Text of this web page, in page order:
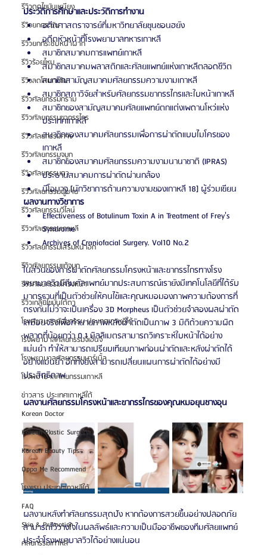
รีวิวดูดไขมันเหนียง
รีวิวยกกระชับ
รีวิวยกกระชับหน้าผาก
รีวิวร้อยไหม
รีวิวลดโหนกแก้ม
รีวิวศัลยกรรมกราม
รีวิวศัลยกรรมขากรรไกร
รีวิวศัลยกรรมคาง
รีวิวศัลยกรรมจมูก
รีวิวศัลยกรรมตา
รีวิวศัลยกรรมผู้ชาย
รีวิวศัลยกรรมวีไลน์
รีวิวศัลยกรรมเกาหลี
รีวิวศัลยกรรมเสริมหน้าอก
รีวิวศัลยกรรมแก้จมูก
รีวิวศัลยกรรมโครงหน้า
รีวิวเกลี่ยไขมันใต้ตา
โรงพยาบาลศัลยกรรม ประเทศเกาหลีใต้
โรงพยาบาลศัลยกรรมจีเอ็นจี
โรงพยาบาลศัลยกรรมมาร์เบิ้ล
โรงพยาบาลศัลยกรรมเกาหลี
ข่าวสาร ประเทศเกาหลีใต้
Korean Doctor
Korean Plastic Surgery
Korean Beauty Tips
Oppa Me Recommend
โรงแรม ประเทศเกาหลีใต้
FAQ
Skin & Promotion
ศัลยกรรมเกาหลี
ประวัติการศึกษาและประวัติการทำงาน
อดีตศาสตราจารย์ที่มหาวิทยาลัยซุนชอนฮยัง
อดีตหัวหน้าที่โรงพยาบาลทหารเกาหลี
สมาชิกสมาคมการแพทย์เกาหลี
สมาชิกสมาคมพลาสติกและศัลยแพทย์แห่งเกาหลีตลอดชีวิต
สมาชิกสามัญสมาคมศัลยกรรมความงามเกาหลี
สมาชิกสภาวิจัยสำหรับศัลยกรรมขากรรไกรและใบหน้าเกาหลี
สมาชิกของสามัญสมาคมศัลยแพทย์ตกแต่งเพดานโหว่แห่ง
ประเทศเกาหลี
สมาชิกของสมาคมศัลยกรรมเพื่อการผ่าตัดแบบไมโครของ
เกาหลี
สมาชิกของสมาคมศัลยกรรมความงามนานาชาติ (IPRAS)
ประธานสมาคมการผ่าตัดผ่านกล้อง
นีโอมาจู [นักวิชาการด้านความงามของเกาหลี 18] ผู้ร่วมเขียน
ผลงานทางวิชาการ
Effectiveness of Botulinum Toxin A in Treatment of Frey's
Syndrome
Archives of Craniofacial Surgery. Vol10 No.2
ในส่วนของการผ่าตัดศัลยกรรมโครงหน้าและขากรรไกรทางโรง
พยาบาลวิวมีทีมศัลแพทย์มากประสบการณ์เรายังมีเทคโนโลยีที่ได้รับ
มาตรฐานที่เป็นตัวช่วยให้คนไข้และคุณหมอมองภาพความต้องการที่
ตรงกันไม่ว่าจะเป็นเครื่อง 3D Morpheus เป็นตัวช่วยจำลองผลผ่าตัด
เสมือนจริงเพื่อทำนายภาพหลังผ่าตัดเป็นภาพ 3 มิติด้วยความผิด
พลาดที่น้อยกว่า 0.1 มิลลิเมตรสามารถวิเคราะห์ใบหน้าได้อย่าง
แม่นยำ ทำให้สามารถเปรียบเทียบภาพก่อนผ่าตัดและหลังผ่าตัดได้
อย่างแม่นยำ อีกทั้งยังสามารถเปลี่ยนแผนการผ่าตัดได้อย่างมี
ประสิทธิภาพ
ผลงานศัลยกรรมโครงหน้าและขากรรไกรของคุณหมอยุนชางอุน
ผลงานหลังทำศัลยกรรมสุดปัง หากต้องการสวยขึ้นอย่างปลอดภัย
สามารถไว้วางใจในผลลัพธ์และความเป็นมืออาชีพของทีมศัลยแพทย์
ประจำโรงพยาบาลวิวได้อย่างแน่นอน